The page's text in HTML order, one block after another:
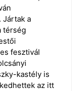
Jártak a
térség
fesztivál
kastély is
az itt